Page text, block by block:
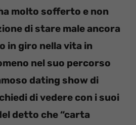
molto sofferto e non
di stare male ancora
in giro nella vita in
nel suo percorso
dating show di
di vedere con i suoi
detto che “carta